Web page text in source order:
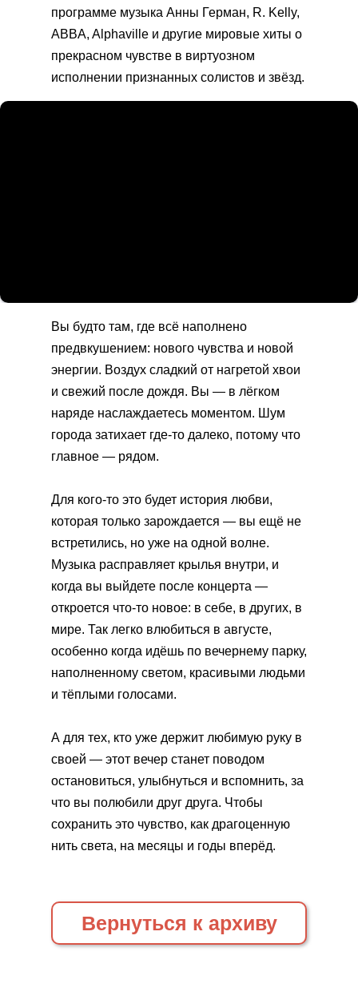
программе музыка Анны Герман, R. Kelly,
ABBA, Alphaville и другие мировые хиты о
прекрасном чувстве в виртуозном
исполнении признанных солистов и звёзд.
Вы будто там, где всё наполнено
предвкушением: нового чувства и новой
энергии. Воздух сладкий от нагретой хвои
и свежий после дождя. Вы — в лёгком
наряде наслаждаетесь моментом. Шум
города затихает где-то далеко, потому что
главное — рядом.
Для кого-то это будет история любви,
которая только зарождается — вы ещё не
встретились, но уже на одной волне.
Музыка расправляет крылья внутри, и
когда вы выйдете после концерта —
откроется что-то новое: в себе, в других, в
мире. Так легко влюбиться в августе,
особенно когда идёшь по вечернему парку,
наполненному светом, красивыми людьми
и тёплыми голосами.
А для тех, кто уже держит любимую руку в
своей — этот вечер станет поводом
остановиться, улыбнуться и вспомнить, за
что вы полюбили друг друга. Чтобы
сохранить это чувство, как драгоценную
нить света, на месяцы и годы вперёд.
Вернуться к архиву